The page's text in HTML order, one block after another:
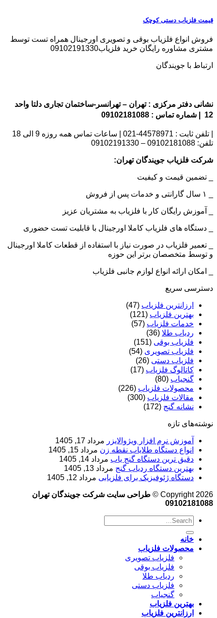
قیمت فلزیاب دستی کوچک
فروش انواع فلزیاب بوقی و تصویری اورجینال همراه تست توسط
مشتری مشاوره رایگان خرید فلزیاب09102191330
ارتباط با جویندگان
نشانی دفتر مرکزی : تهران – تهرانسر-ساختمان تجاری دلتا واحد
12 | شماره تماس : 09102181088
| تلفن ثابت : 44578971-021 | ساعات تماس همه روزه 9 الی 18
تلفن: 09102181088 – 09102191330
شرکت فلزیاب جویندگان تهران:
_ تضمین قیمت و کیفیت
_ آموزش رایگان کار با فلزیاب به مشتریان عزیز
_ دستگاه های فلزیاب کاملا اورجینال با قابلیت تست حضوری
_ تعمیر فلزیاب در صورت نیاز با استفاده از قطعات کاملا اورجینال
و توسط متخصصان برتر این حوزه
_ امکان ارائه انواع لوازم جانبی فلزیاب
دسترسی سریع
ارزانترین فلزیاب (47)
بهترین فلزیاب (121)
خدمات فلزیاب (57)
ردیاب طلا (36)
فلزیاب بوقی (151)
فلزیاب تصویری (54)
فلزیاب دستی (26)
کاتالوگ فلزیاب (17)
گنجیاب (80)
محصولات فلزیاب (226)
مقالات فلزیاب (300)
نشانه گنج (172)
نوشته‌های تازه
آموزش نرم‌ افزار ویژوالایزر مرداد 17, 1405
انواع دستگاه طلایاب نقطه زن مرداد 15, 1405
دقیق ترین دستگاه گنج یاب مرداد 14, 1405
بهترین دستگاه ردیاب گنج مرداد 13, 1405
دستگاه ژئوفیزیک برای فلزیابی مرداد 12, 1405
Copyright 2026 ©
طراحی سایت شرکت جویندگان تهران
09102181088
خانه
محصولات فلزیاب
فلزیاب تصویری
فلزیاب بوقی
ردیاب طلا
فلزیاب دستی
گنجیاب
بهترین فلزیاب
ارزانترین فلزیاب